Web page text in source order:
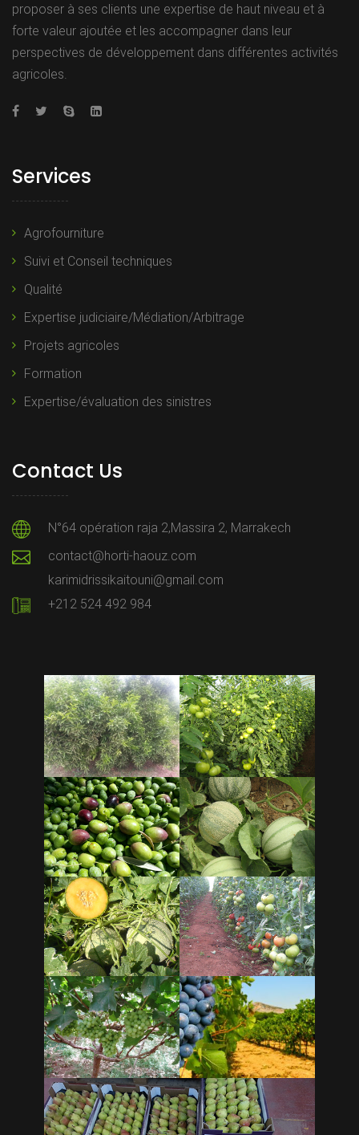
proposer à ses clients une expertise de haut niveau et à
forte valeur ajoutée et les accompagner dans leur
perspectives de développement dans différentes activités
agricoles.
Services
Agrofourniture
Suivi et Conseil techniques
Qualité
Expertise judiciaire/Médiation/Arbitrage
Projets agricoles
Formation
Expertise/évaluation des sinistres
Contact Us
N°64 opération raja 2,Massira 2, Marrakech
contact@horti-haouz.com
karimidrissikaitouni@gmail.com
+212 524 492 984